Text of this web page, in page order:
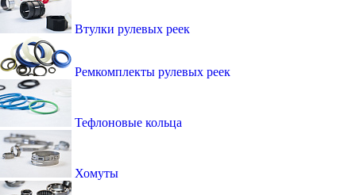
Втулки рулевых реек
Ремкомплекты рулевых реек
Тефлоновые кольца
Хомуты